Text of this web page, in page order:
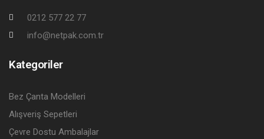
Kategoriler
Bez Çanta Modelleri
Alışveriş Sepetleri
Çevre Dostu Ambalajlar
0212 577 22 77
info@netpak.com.tr